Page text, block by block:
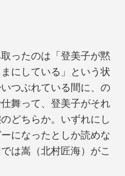
ったのは「登美子が黙
にしている」という状
つぶれている間に、の
舞って、登美子がそれ
どちらか。いずれにし
になったとしか読めな
は嵩（北村匠海）がこ